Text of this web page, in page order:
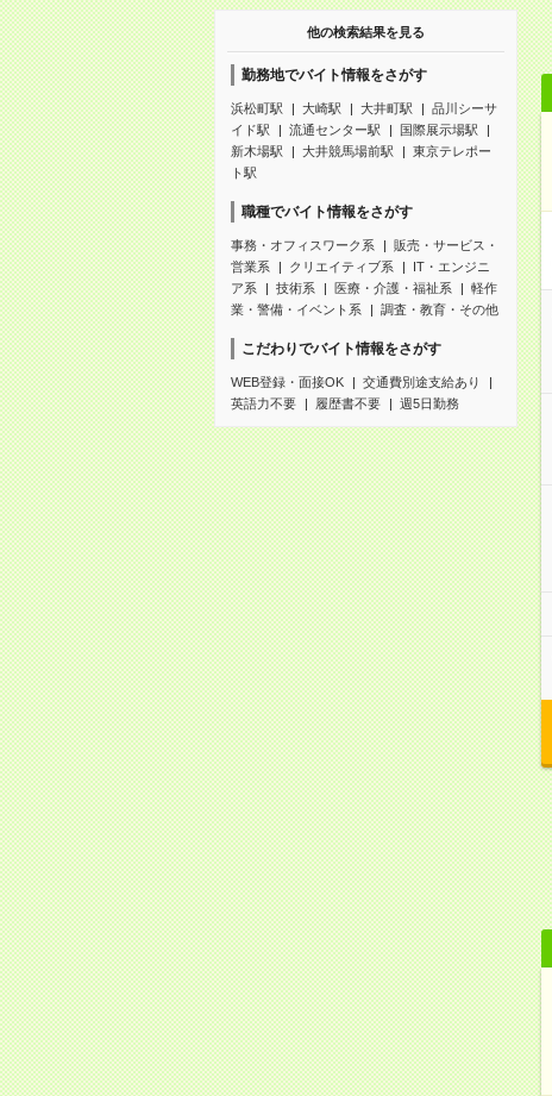
他の検索結果を見る
勤務地でバイト情報をさがす
浜松町駅 大崎駅 大井町駅
品川シーサ
イド駅
流通センター駅
国際展示場駅
新木場駅
大井競馬場前駅
東京テレポー
ト駅
職種でバイト情報をさがす
事務・オフィスワーク系
販売・サービス・
営業系
クリエイティブ系
IT・エンジニ
ア系
技術系 医療・介護・福祉系
軽作
業・警備・イベント系
調査・教育・その他
こだわりでバイト情報をさがす
WEB登録・面接OK
交通費別途支給あり
英語力不要
履歴書不要 週5日勤務